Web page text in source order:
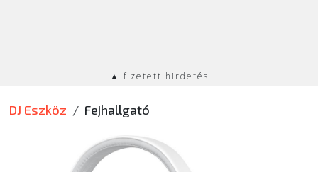
SZOLGÁLTATÁSOK
▲ fizetett hirdetés
DJ Eszköz Fejhallgató